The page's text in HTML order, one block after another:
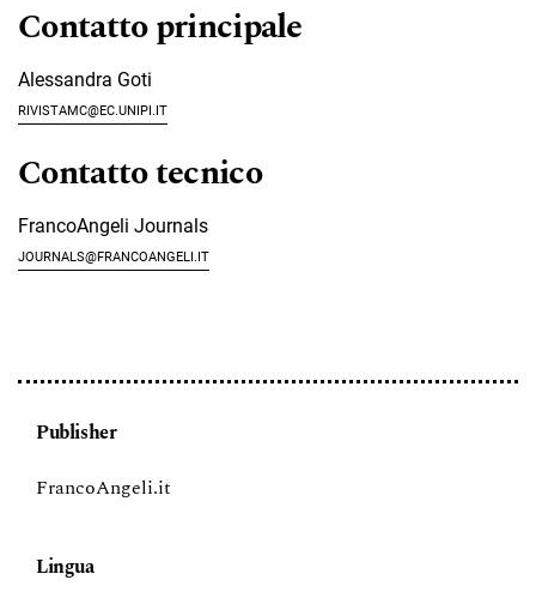
Contatto principale
Alessandra Goti
rivistaMC@ec.unipi.it
Contatto tecnico
FrancoAngeli Journals
journals@francoangeli.it
Publisher
FrancoAngeli.it
Lingua